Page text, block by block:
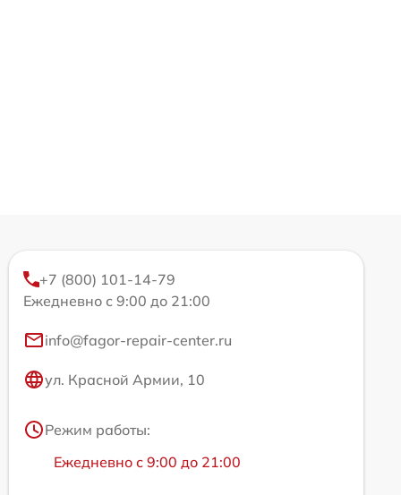
+7 (800) 101-14-79
Ежедневно с 9:00 до 21:00
info@fagor-repair-center.ru
ул. Красной Армии, 10
Режим работы:
Ежедневно с 9:00 до 21:00